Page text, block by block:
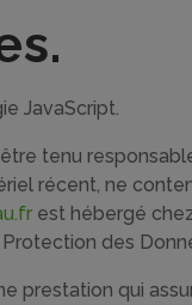
JavaScript.
tenu
récent, ne
est hébergé
des
prestation qui